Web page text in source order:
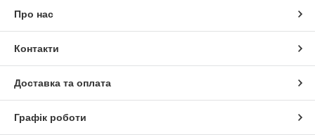
Про нас
Контакти
Доставка та оплата
Графік роботи